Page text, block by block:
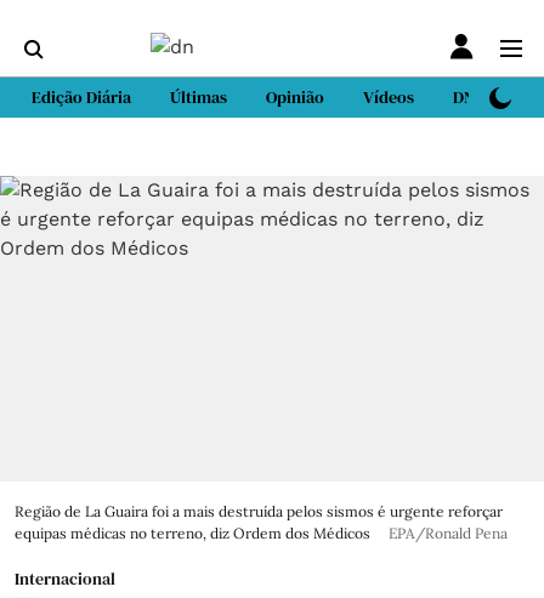
Edição Diária Últimas Opinião Vídeos DN Sport
Região de La Guaira foi a mais destruída pelos sismos é urgente reforçar
equipas médicas no terreno, diz Ordem dos Médicos
EPA/Ronald Pena
Internacional